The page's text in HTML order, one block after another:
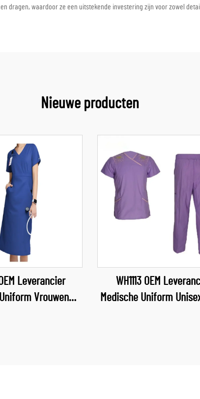
dragen, waardoor ze een uitstekende investering zijn voor zowel
Nieuwe producten
Leverancier
Vrouwen
WH1113 OEM
Medische Uniform